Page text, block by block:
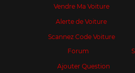
Vendre Ma Voiture
Alerte de Voiture
Scannez Code Voiture
Forum
Ajouter Question